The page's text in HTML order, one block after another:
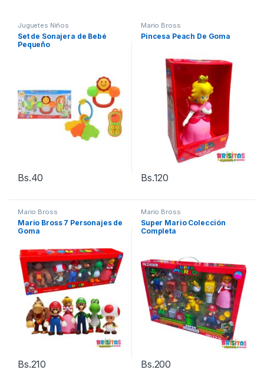
Juguetes Niños
Set de Sonajera de Bebé
Pequeño
Bs.40
Mario Bross
Pincesa Peach De Goma
Bs.120
Mario Bross
Mario Bross 7 Personajes de
Goma
Bs.210
Mario Bross
Super Mario Colección
Completa
Bs.200